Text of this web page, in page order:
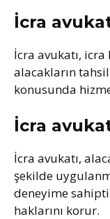
İcra
İcra avukatı,
alacakların
konusunda
İcra
İcra avukatı,
şekilde
deneyime
haklarını korur.